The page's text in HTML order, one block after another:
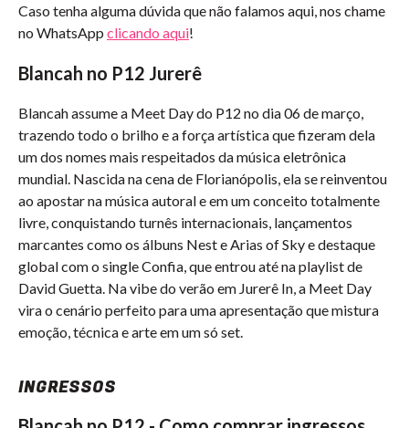
Caso tenha alguma dúvida que não falamos aqui, nos chame
no WhatsApp clicando aqui!
Blancah no P12 Jurerê
Blancah assume a Meet Day do P12 no dia 06 de março,
trazendo todo o brilho e a força artística que fizeram dela
um dos nomes mais respeitados da música eletrônica
mundial. Nascida na cena de Florianópolis, ela se reinventou
ao apostar na música autoral e em um conceito totalmente
livre, conquistando turnês internacionais, lançamentos
marcantes como os álbuns Nest e Arias of Sky e destaque
global com o single Confia, que entrou até na playlist de
David Guetta. Na vibe do verão em Jurerê In, a Meet Day
vira o cenário perfeito para uma apresentação que mistura
emoção, técnica e arte em um só set.
INGRESSOS